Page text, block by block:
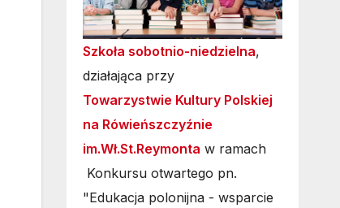
Szkoła sobotnio-niedzielna,
działająca przy
Towarzystwie Kultury Polskiej
na Rówieńszczyźnie
im.Wł.St.Reymonta w ramach
Konkursu otwartego pn.
"Edukacja polonijna - wsparcie